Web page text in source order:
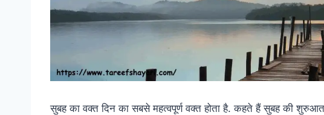
सुबह का वक्त दिन का सबसे महत्वपूर्ण वक्त होता है. कहते हैं सुबह की